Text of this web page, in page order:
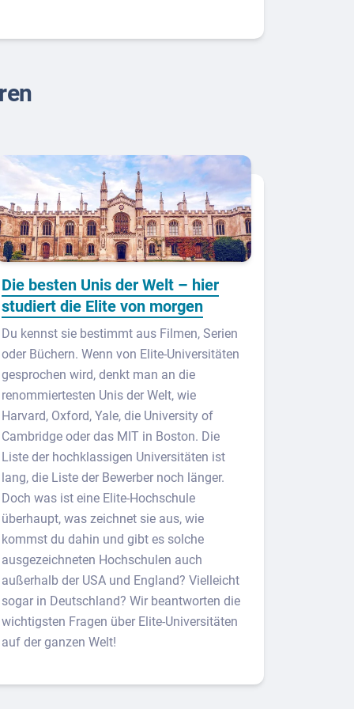
Die besten Unis der Welt – hier
studiert die Elite von morgen
Du kennst sie bestimmt aus Filmen, Serien
oder Büchern. Wenn von Elite-Universitäten
gesprochen wird, denkt man an die
renommiertesten Unis der Welt, wie
Harvard, Oxford, Yale, die University of
Cambridge oder das MIT in Boston. Die
Liste der hochklassigen Universitäten ist
lang, die Liste der Bewerber noch länger.
Doch was ist eine Elite-Hochschule
überhaupt, was zeichnet sie aus, wie
kommst du dahin und gibt es solche
ausgezeichneten Hochschulen auch
außerhalb der USA und England? Vielleicht
sogar in Deutschland? Wir beantworten die
wichtigsten Fragen über Elite-Universitäten
auf der ganzen Welt!